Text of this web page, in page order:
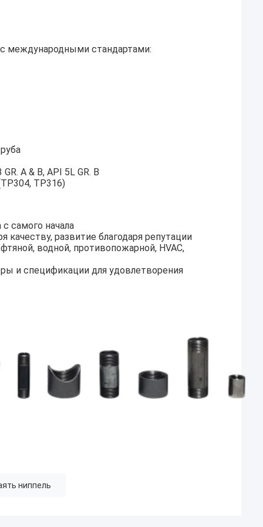
международными стандартами:
A & B, API 5L GR. B
TP316)
самого начала
развитие благодаря репутации
водной, противопожарной, HVAC,
и спецификации для удовлетворения
ниппель